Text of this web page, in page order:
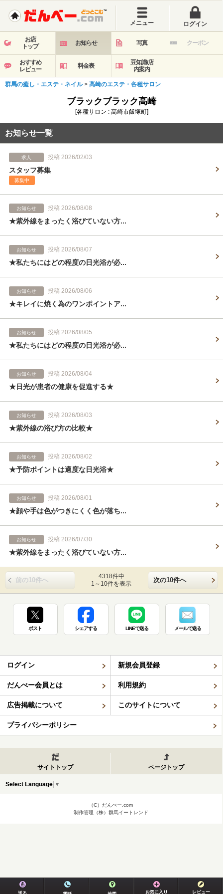
メニュー ログイン
お店
トップ
お知らせ 写真 クーポン
おすすめ
レビュー
料金表
豆知識/店
内案内
群馬の癒し・エステ・ネイル> 高崎のエステ・各種サロン
ブラックブラック高崎
[各種サロン : 高崎市飯塚町]
お知らせ一覧
求人 投稿 2026/02/03
スタッフ募集
募集中
お知らせ 投稿 2026/08/08
★紫外線をまったく浴びていない方...
お知らせ 投稿 2026/08/07
★私たちにはどの程度の日光浴が必...
お知らせ 投稿 2026/08/06
★キレイに焼く為のワンポイントア...
お知らせ 投稿 2026/08/05
★私たちにはどの程度の日光浴が必...
お知らせ 投稿 2026/08/04
★日光が患者の健康を促進する★
お知らせ 投稿 2026/08/03
★紫外線の浴び方の比較★
お知らせ 投稿 2026/08/02
★予防ポイントは適度な日光浴★
お知らせ 投稿 2026/08/01
★顔や手は色がつきにくく色が落ち...
お知らせ 投稿 2026/07/30
★紫外線をまったく浴びていない方...
前の10件へ
4318件中
1～10件を表示
次の10件へ
ポスト シェアする LINEで送る メールで送る
ログイン 新規会員登録
だんべー会員とは 利用規約
広告掲載について このサイトについて
プライバシーポリシー
サイトトップ ページトップ
Select Language ▼
（C）だんべー.com
制作管理（株）群馬イートレンド
送る お気に入り レビュー